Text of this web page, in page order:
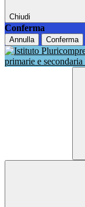
Chiudi
Conferma
Annulla Conferma